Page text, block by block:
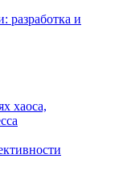
разработка и
хаоса,